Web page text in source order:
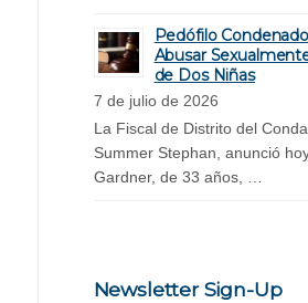
Pedófilo
Abusar
de Dos Niñas
7 de julio de 2026
La Fiscal de Distrito del
Summer Stephan, anunció
Gardner, de 33 años, …
Newsletter Sign-Up